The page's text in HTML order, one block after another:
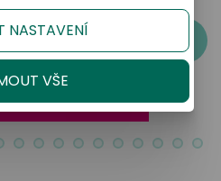
NASTAVENÍ
VŠE